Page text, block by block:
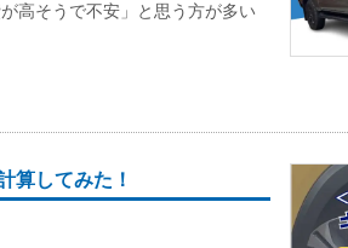
高そうで不安」と思う方が多い
算してみた！